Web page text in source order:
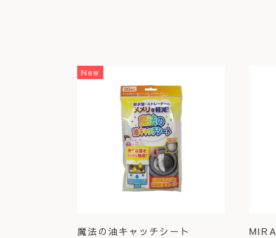
New
魔法の油キャッチシート